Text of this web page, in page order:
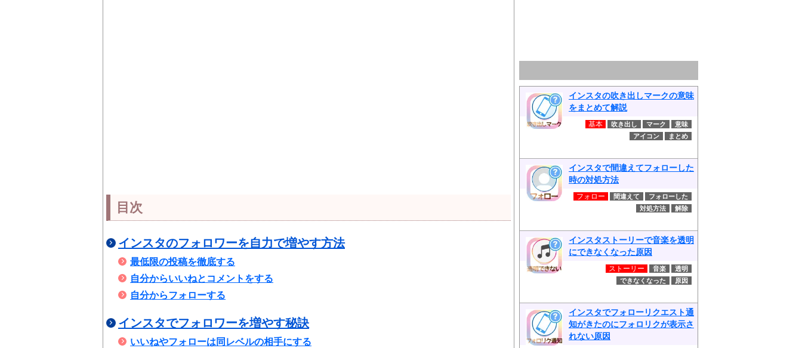
目次
インスタのフォロワーを自力で増やす方法
最低限の投稿を徹底する
自分からいいねとコメントをする
自分からフォローする
インスタでフォロワーを増やす秘訣
いいねやフォローは同レベルの相手にする
インスタの吹き出しマークの意味
をまとめて解説
基本 吹き出し マーク
意味
アイコン
まとめ
インスタで間違えてフォローした
時の対処方法
フォロー 間違えて
フォローした
対処方法
解除
インスタストーリーで音楽を透明
にできなくなった原因
ストーリー 音楽
透明
できなくなった
原因
インスタでフォローリクエスト通
知がきたのにフォロリクが表示さ
れない原因